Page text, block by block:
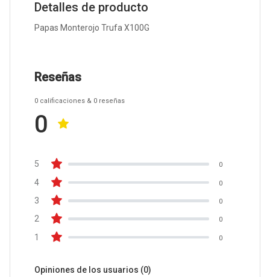
Detalles de producto
Papas Monterojo Trufa X100G
Reseñas
0 calificaciones & 0 reseñas
0
5 0
4 0
3 0
2 0
1 0
Opiniones de los usuarios (0)